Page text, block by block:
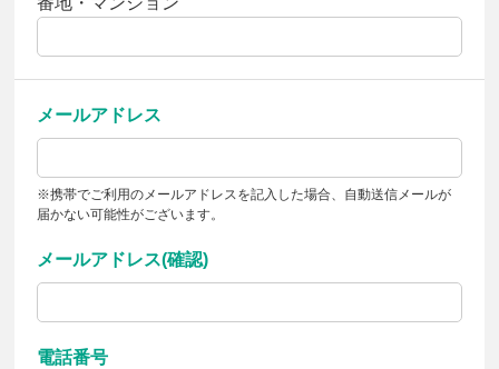
メールアドレス
※携帯でご利用のメールアドレスを記入した場合、自動送信メールが
届かない可能性がございます。
メールアドレス(確認)
電話番号